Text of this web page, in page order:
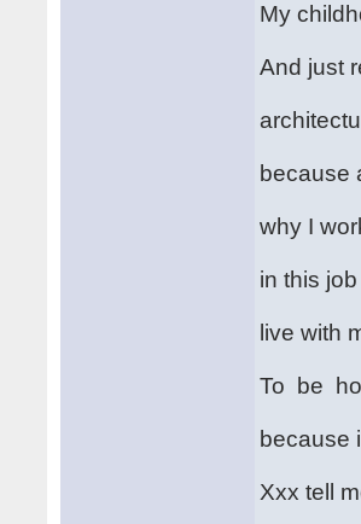
My
And just
because
why I
in this
live with
To be
because
Xxx tell